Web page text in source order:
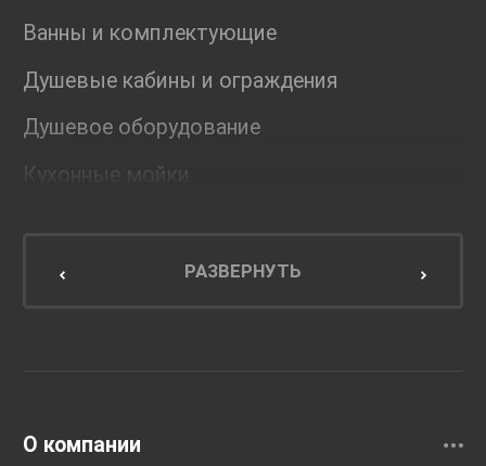
Ванны и комплектующие
Душевые кабины и ограждения
Душевое оборудование
Кухонные мойки
Мебель для кухниРАЗВЕРНУТЬ
О компании